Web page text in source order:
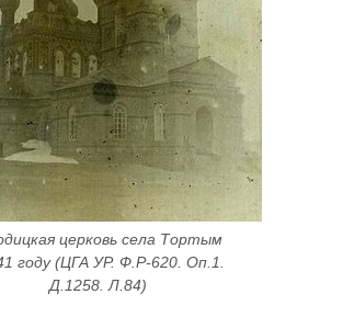
церковь села Тортым
году (ЦГА УР. Ф.Р-620. Оп.1.
Д.1258. Л.84)